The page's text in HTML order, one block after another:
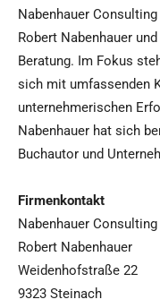
Nabenhauer
Robert Nabenhauer
Beratung. Im Fokus
sich mit umfassenden
unternehmerischen
Nabenhauer hat sich
Buchautor und
Firmenkontakt
Nabenhauer Consulting
Robert Nabenhauer
Weidenhofstraße 22
9323 Steinach